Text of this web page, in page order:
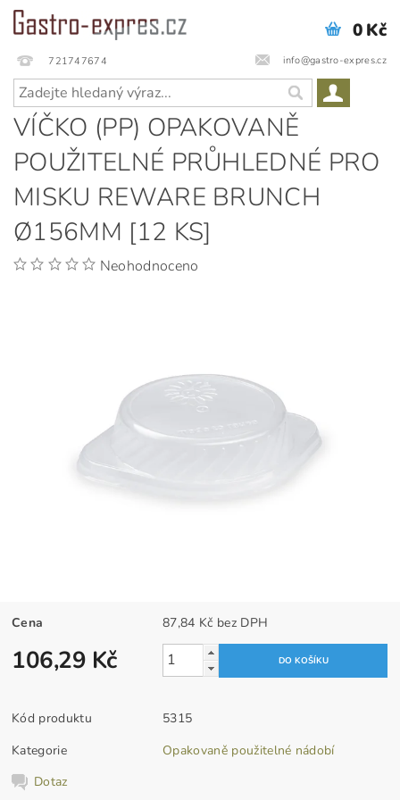
721747674 info@gastro-expres.cz
0 Kč
VÍČKO (PP) OPAKOVANĚ
POUŽITELNÉ PRŮHLEDNÉ PRO
MISKU REWARE BRUNCH
Ø156MM [12 KS]
Neohodnoceno
Cena 87,84 Kč bez DPH
106,29 Kč
Kód produktu
5315
Kategorie
Opakovaně použitelné nádobí
Dotaz